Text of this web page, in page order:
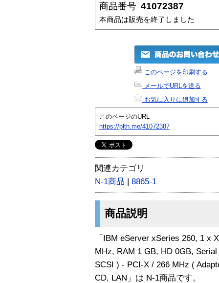
商品番号 41072387
本商品は販売を終了しました
このページを印刷する
メールでURLを送る
お気に入りに追加する
このページのURL
https://plth.me/41072387
関連カテゴリ
N-1商品 | 8865-1
商品説明
「IBM eServer xSeries 260, 1 x
MHz, RAM 1 GB, HD 0GB,
SCSI ) - PCI-X / 266 MHz (
CD, LAN」は N-1商品です。